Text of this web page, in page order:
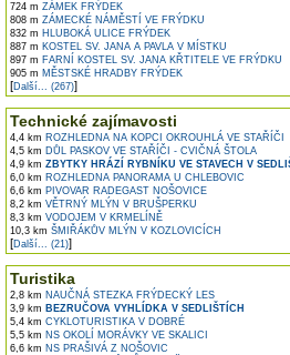
724 m ZÁMEK FRÝDEK
808 m ZÁMECKÉ NÁMĚSTÍ VE FRÝDKU
832 m HLUBOKÁ ULICE FRÝDEK
887 m KOSTEL SV. JANA A PAVLA V MÍSTKU
897 m FARNÍ KOSTEL SV. JANA KŘTITELE VE FRÝDKU
905 m MĚSTSKÉ HRADBY FRÝDEK
[Další... (267)]
Technické zajímavosti
4,4 km ROZHLEDNA NA KOPCI OKROUHLÁ VE STAŘÍČI
4,5 km DŮL PASKOV VE STAŘÍČI - CVIČNÁ ŠTOLA
4,9 km ZBYTKY HRÁZÍ RYBNÍKU VE STAVECH V
6,0 km ROZHLEDNA PANORAMA U CHLEBOVIC
6,6 km PIVOVAR RADEGAST NOŠOVICE
8,2 km VĚTRNÝ MLÝN V BRUŠPERKU
8,3 km VODOJEM V KRMELÍNĚ
10,3 km ŠMIŘÁKŮV MLÝN V KOZLOVICÍCH
[Další... (21)]
Turistika
2,8 km NAUČNÁ STEZKA FRÝDECKÝ LES
3,9 km BEZRUČOVA VYHLÍDKA V SEDLIŠTÍCH
5,4 km CYKLOTURISTIKA V DOBRÉ
5,5 km NS OKOLÍ MORÁVKY VE SKALICI
6,6 km NS PRAŠIVÁ Z NOŠOVIC